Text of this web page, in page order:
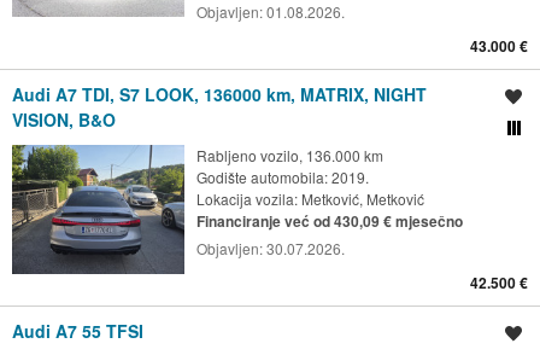
Objavljen:01.08.2026.
43.000 €
Audi A7 TDI, S7 LOOK, 136000 km, MATRIX, NIGHT
VISION, B&O
Rabljeno vozilo, 136.000 km
Godište automobila: 2019.
Lokacija vozila: Metković, Metković
Financiranje već od 430,09 € mjesečno
Objavljen:30.07.2026.
42.500 €
Audi A7 55 TFSI